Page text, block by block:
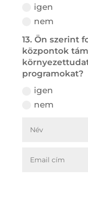
igen
nem
13. Ön szerint
központok
programokat?
igen
nem